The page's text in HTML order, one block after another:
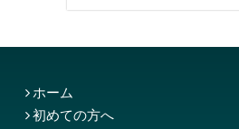
ホーム
初めての方へ